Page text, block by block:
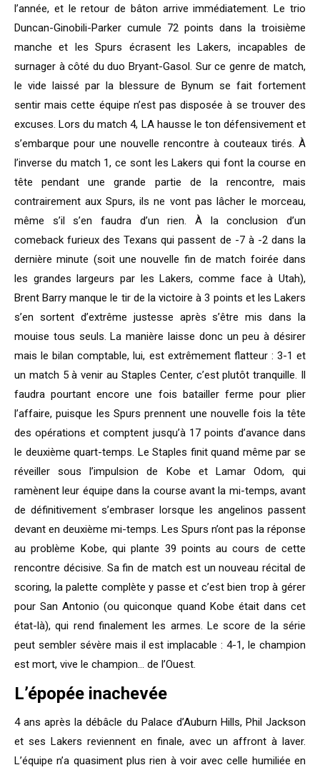
l’année, et le retour de bâton arrive immédiatement. Le trio
Duncan-Ginobili-Parker cumule 72 points dans la troisième
manche et les Spurs écrasent les Lakers, incapables de
surnager à côté du duo Bryant-Gasol. Sur ce genre de match,
le vide laissé par la blessure de Bynum se fait fortement
sentir mais cette équipe n’est pas disposée à se trouver des
excuses. Lors du match 4, LA hausse le ton défensivement et
s’embarque pour une nouvelle rencontre à couteaux tirés. À
l’inverse du match 1, ce sont les Lakers qui font la course en
tête pendant une grande partie de la rencontre, mais
contrairement aux Spurs, ils ne vont pas lâcher le morceau,
même s’il s’en faudra d’un rien. À la conclusion d’un
comeback furieux des Texans qui passent de -7 à -2 dans la
dernière minute (soit une nouvelle fin de match foirée dans
les grandes largeurs par les Lakers, comme face à Utah),
Brent Barry manque le tir de la victoire à 3 points et les Lakers
s’en sortent d’extrême justesse après s’être mis dans la
mouise tous seuls. La manière laisse donc un peu à désirer
mais le bilan comptable, lui, est extrêmement flatteur : 3-1 et
un match 5 à venir au Staples Center, c’est plutôt tranquille. Il
faudra pourtant encore une fois batailler ferme pour plier
l’affaire, puisque les Spurs prennent une nouvelle fois la tête
des opérations et comptent jusqu’à 17 points d’avance dans
le deuxième quart-temps. Le Staples finit quand même par se
réveiller sous l’impulsion de Kobe et Lamar Odom, qui
ramènent leur équipe dans la course avant la mi-temps, avant
de définitivement s’embraser lorsque les angelinos passent
devant en deuxième mi-temps. Les Spurs n’ont pas la réponse
au problème Kobe, qui plante 39 points au cours de cette
rencontre décisive. Sa fin de match est un nouveau récital de
scoring, la palette complète y passe et c’est bien trop à gérer
pour San Antonio (ou quiconque quand Kobe était dans cet
état-là), qui rend finalement les armes. Le score de la série
peut sembler sévère mais il est implacable : 4-1, le champion
est mort, vive le champion… de l’Ouest.
L’épopée inachevée
4 ans après la débâcle du Palace d’Auburn Hills, Phil Jackson
et ses Lakers reviennent en finale, avec un affront à laver.
L’équipe n’a quasiment plus rien à voir avec celle humiliée en